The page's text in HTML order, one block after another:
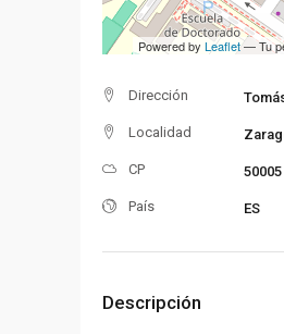
Powered by Leaflet— Tu
Dirección
Localidad
CP 50005
País ES
Descripción